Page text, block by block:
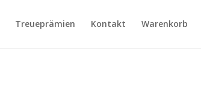
Treueprämien Kontakt Warenkorb